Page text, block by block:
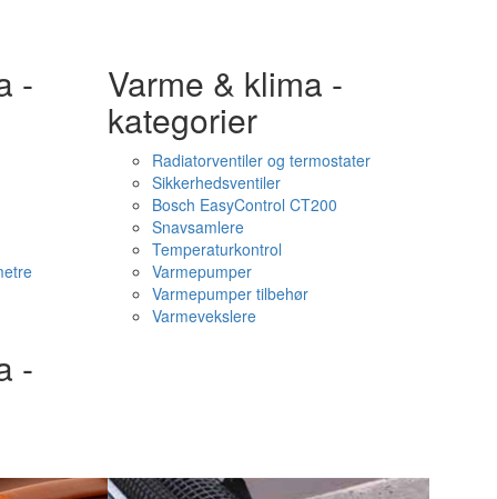
- Varme & klima -
kategorier
Radiatorventiler og termostater
Sikkerhedsventiler
Bosch EasyControl CT200
Snavsamlere
Temperaturkontrol
Varmepumper
Varmepumper tilbehør
Varmevekslere
-